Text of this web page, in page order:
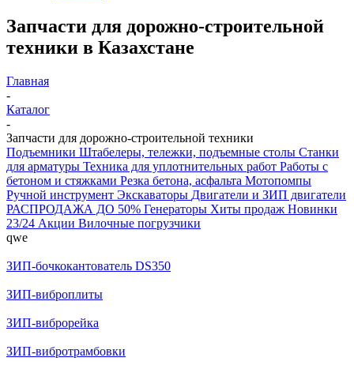
Запчасти для дорожно-строительной
техники в Казахстане
Главная
-
Каталог
-
Запчасти для дорожно-строительной техники
Подъемники Штабелеры, тележки, подъемные столы Станки
для арматуры Техника для уплотнительных работ Работы с
бетоном и стяжками Резка бетона, асфальта Мотопомпы
Ручной инструмент Экскаваторы Двигатели и ЗИП двигатели
РАСПРОДАЖА ДО 50% Генераторы Хиты продаж Новинки
23/24 Акции Вилочные погрузчики
qwe
ЗИП-бочкокантователь DS350
ЗИП-виброплиты
ЗИП-виброрейка
ЗИП-вибротрамбовки